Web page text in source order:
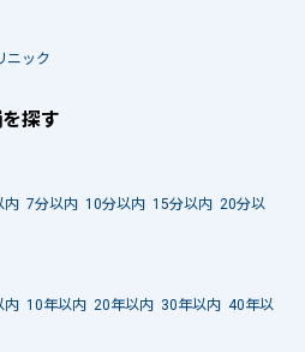
ニック
探す
内 7分以内 10分以内 15分以内 20分以
内 10年以内 20年以内 30年以内 40年以